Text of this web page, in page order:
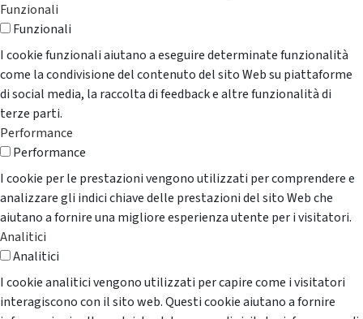
Funzionali
Funzionali
I cookie funzionali aiutano a eseguire determinate funzionalità
come la condivisione del contenuto del sito Web su piattaforme
di social media, la raccolta di feedback e altre funzionalità di
terze parti.
Performance
Performance
I cookie per le prestazioni vengono utilizzati per comprendere e
analizzare gli indici chiave delle prestazioni del sito Web che
aiutano a fornire una migliore esperienza utente per i visitatori.
Analitici
Analitici
I cookie analitici vengono utilizzati per capire come i visitatori
interagiscono con il sito web. Questi cookie aiutano a fornire